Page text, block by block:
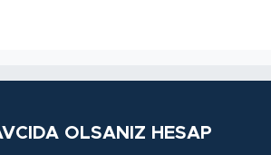
OLSANIZ HESAP